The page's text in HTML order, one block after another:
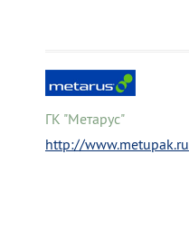
ГК "Метарус"
http://www.metupak.ru